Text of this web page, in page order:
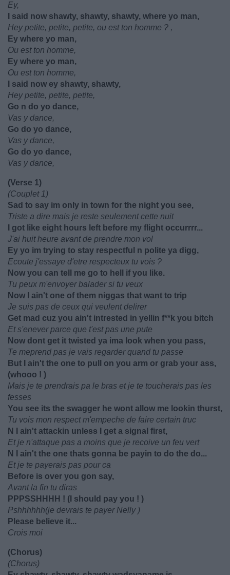
Ey,
I said now shawty, shawty, shawty, where yo man,
Hey petite, petite, petite, ou est ton homme ? ,
Ey where yo man,
Ou est ton homme,
Ey where yo man,
Ou est ton homme,
I said now ey shawty, shawty,
Hey petite, petite, petite,
Go n do yo dance,
Vas y dance,
Go do yo dance,
Vas y dance,
Go do yo dance,
Vas y dance,
(Verse 1)
(Couplet 1)
Sad to say im only in town for the night you see,
Triste a dire mais je reste seulement cette nuit
I got like eight hours left before my flight occurrrr...
J'ai huit heure avant de prendre mon vol
Ey yo im trying to stay respectful n polite ya digg,
Ecoute j'essaye d'etre respecteux tu vois ?
Now you can tell me go to hell if you like.
Tu peux m'envoyer balader si tu veux
Now I ain't one of them niggas that want to trip
Je suis pas de ceux qui veulent delirer
Get mad cuz you ain't intrested in yellin f**k you bitch
Et s'enever parce que t'est pas une pute
Now dont get it twisted ya ima look when you pass,
Te meprend pas je vais regarder quand tu passe
But I ain't the one to pull on you arm or grab your ass,
(whooo ! )
Mais je te prendrais pa le bras et je te toucherais pas les
fesses
You see its the swagger he wont allow me lookin thurst,
Tu vois mon respect m'empeche de faire certain truc
N I ain't attackin unless I get a signal first,
Et je n'attaque pas a moins que je recoive un feu vert
N I ain't the one thats gonna be payin to do the do...
Et je te payerais pas pour ca
Before is over you gon say,
Avant la fin tu diras
PPPSSHHHH ! (I should pay you ! )
Pshhhhhh(je devrais te payer Nelly )
Please believe it...
Crois moi
(Chorus)
(Chorus)